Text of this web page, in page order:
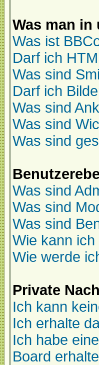
Was man
Was ist
Darf ich
Was sind
Darf ich
Was sind
Was sind
Was sind
Was sind
Was sind
Was sind
Wie kann
Wie werde
Private
Ich kann
Ich erhalte
Ich habe
Board